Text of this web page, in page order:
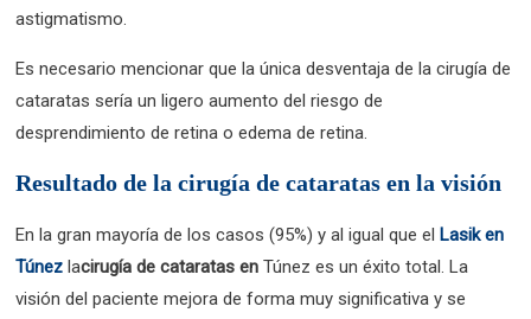
astigmatismo.
Es necesario mencionar que la única desventaja de la cirugía de
cataratas sería un ligero aumento del riesgo de
desprendimiento de retina o edema de retina.
Resultado de la cirugía de cataratas en la visión
En la gran mayoría de los casos (95%) y al igual que elLasik en
Túnez lacirugía de cataratas en Túnez es un éxito total. La
visión del paciente mejora de forma muy significativa y se